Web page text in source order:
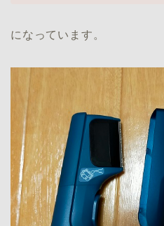
になっています。